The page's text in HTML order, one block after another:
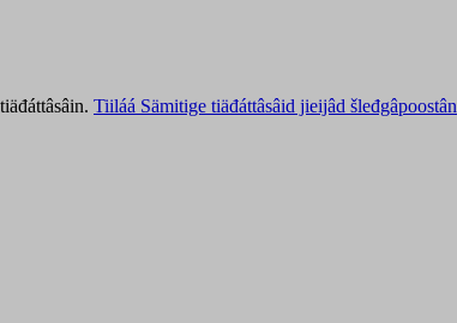
Tiiláá Sämitige tiäđáttâsâid jieijâd šleđgâpoostân